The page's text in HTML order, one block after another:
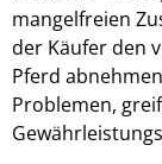
mangelfreien
der Käufer den
Pferd
Problemen,